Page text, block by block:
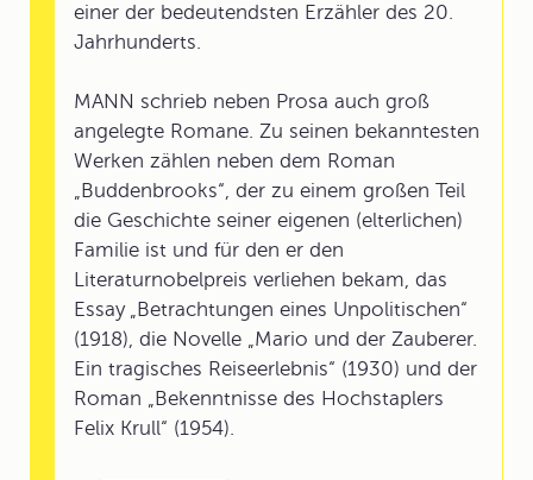
einer der bedeutendsten Erzähler des 20.
Jahrhunderts.
MANN schrieb neben Prosa auch groß
angelegte Romane. Zu seinen bekanntesten
Werken zählen neben dem Roman
„Buddenbrooks“, der zu einem großen Teil
die Geschichte seiner eigenen (elterlichen)
Familie ist und für den er den
Literaturnobelpreis verliehen bekam, das
Essay „Betrachtungen eines Unpolitischen“
(1918), die Novelle „Mario und der Zauberer.
Ein tragisches Reiseerlebnis“ (1930) und der
Roman „Bekenntnisse des Hochstaplers
Felix Krull“ (1954).